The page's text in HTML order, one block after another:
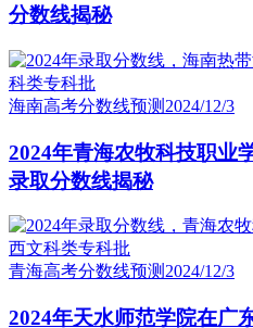
分数线揭秘
海南高考分数线预测 2024/12/3
2024年青海农牧科技职业
录取分数线揭秘
青海高考分数线预测 2024/12/3
2024年天水师范学院在广